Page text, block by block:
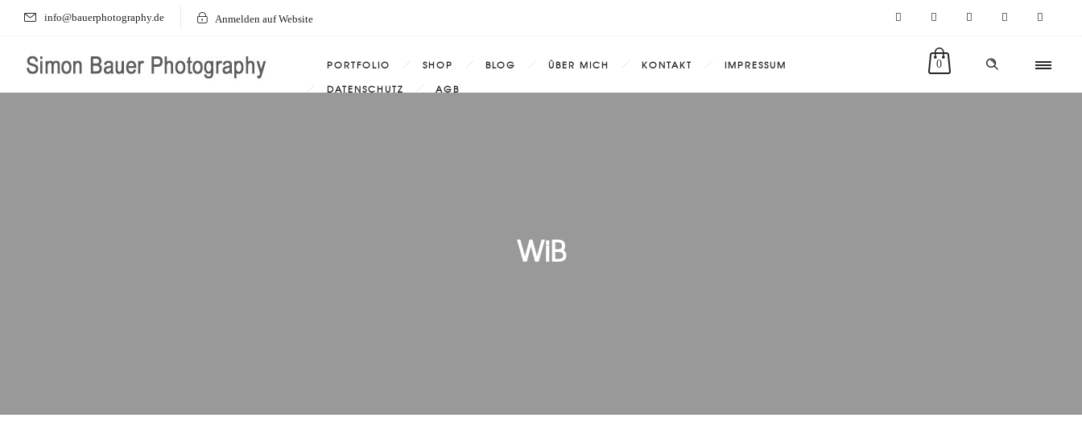
info@bauerphotography.de Anmelden auf Website
0
PORTFOLIO SHOP BLOG ÜBER MICH KONTAKT
IMPRESSUM
DATENSCHUTZ
AGB
WiB